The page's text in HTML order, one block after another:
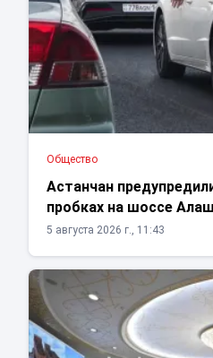
Общество
Астанчан
пробках на шоссе Алаш
5 августа 2026 г., 11:43